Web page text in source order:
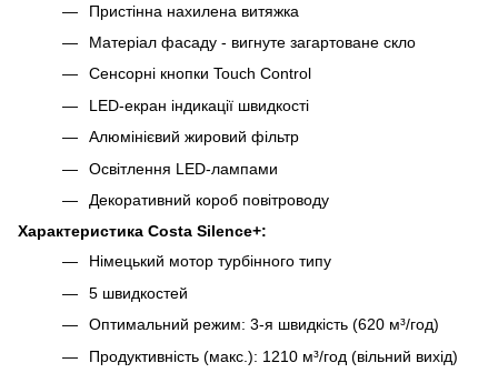
Пристінна нахилена витяжка
Матеріал фасаду - вигнуте загартоване скло
Сенсорні кнопки Touch Control
LED-екран індикації швидкості
Алюмінієвий жировий фільтр
Освітлення LED-лампами
Декоративний короб повітроводу
Характеристика Costa Silence+:
Німецький мотор турбінного типу
5 швидкостей
Оптимальний режим: 3-я швидкість (620 м³/год)
Продуктивність (макс.): 1210 м³/год (вільний вихід)